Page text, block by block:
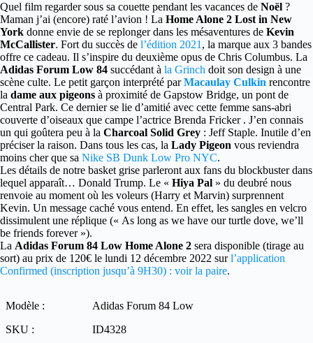
Quel film regarder sous sa couette pendant les vacances de Noël ?
Maman j’ai (encore) raté l’avion ! La Home Alone 2 Lost in New
York donne envie de se replonger dans les mésaventures de Kevin
McCallister. Fort du succès de l’édition 2021 , la marque aux 3 bandes
offre ce cadeau. Il s’inspire du deuxième opus de Chris Columbus. La
Adidas Forum Low 84 succédant à la Grinch doit son design à une
scène culte. Le petit garçon interprété parMacaulay Culkin rencontre
la dame aux pigeons à proximité de Gapstow Bridge, un pont de
Central Park. Ce dernier se lie d’amitié avec cette femme sans-abri
couverte d’oiseaux que campe l’actrice Brenda Fricker . J’en connais
un qui goûtera peu à la Charcoal Solid Grey : Jeff Staple. Inutile d’en
préciser la raison. Dans tous les cas, la Lady Pigeon vous reviendra
moins cher que sa Nike SB Dunk Low Pro NYC.
Les détails de notre basket grise parleront aux fans du blockbuster dans
lequel apparaît… Donald Trump. Le « Hiya Pal » du deubré nous
renvoie au moment où les voleurs (Harry et Marvin) surprennent
Kevin. Un message caché vous entend. En effet, les sangles en velcro
dissimulent une réplique (« As long as we have our turtle dove, we’ll
be friends forever »).
La Adidas Forum 84 Low Home Alone 2 sera disponible (tirage au
sort) au prix de 120€ le lundi 12 décembre 2022 surl’application
Confirmed (inscription jusqu’à 9H30) : voir la paire.
Modèle :
Adidas Forum 84 Low
SKU :
ID4328